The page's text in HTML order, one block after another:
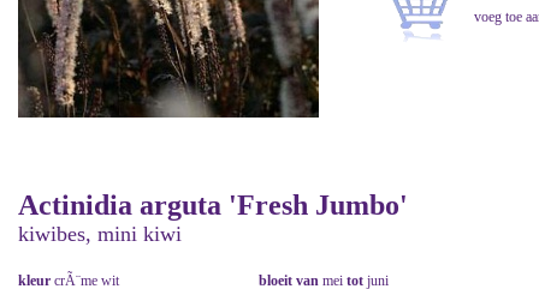
Actinidia arguta 'Fresh Jumbo'
kiwibes, mini kiwi
kleur crÃ¨me wit bloeit van mei tot juni